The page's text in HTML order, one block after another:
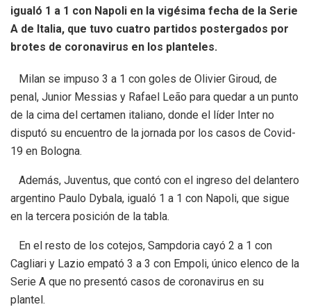
igualó 1 a 1 con Napoli en la vigésima fecha de la Serie
A de Italia, que tuvo cuatro partidos postergados por
brotes de coronavirus en los planteles.
Milan se impuso 3 a 1 con goles de Olivier Giroud, de
penal, Junior Messias y Rafael Leão para quedar a un punto
de la cima del certamen italiano, donde el líder Inter no
disputó su encuentro de la jornada por los casos de Covid-
19 en Bologna.
Además, Juventus, que contó con el ingreso del delantero
argentino Paulo Dybala, igualó 1 a 1 con Napoli, que sigue
en la tercera posición de la tabla.
En el resto de los cotejos, Sampdoria cayó 2 a 1 con
Cagliari y Lazio empató 3 a 3 con Empoli, único elenco de la
Serie A que no presentó casos de coronavirus en su
plantel.